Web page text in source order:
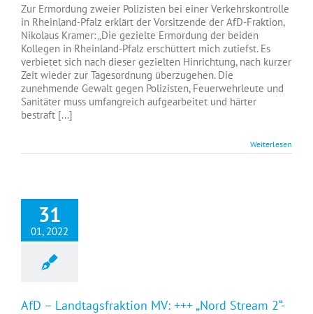
–
Landtagsfraktion
MV:
+++
Kramer
zur
Ermordung
zweier
Polizisten
in
+++
Zur Ermordung zweier Polizisten bei einer Verkehrskontrolle
in Rheinland-Pfalz erklärt der Vorsitzende der AfD-Fraktion,
Nikolaus Kramer: „Die gezielte Ermordung der beiden
Kollegen in Rheinland-Pfalz erschüttert mich zutiefst. Es
verbietet sich nach dieser gezielten Hinrichtung, nach kurzer
Zeit wieder zur Tagesordnung überzugehen. Die
zunehmende Gewalt gegen Polizisten, Feuerwehrleute und
Sanitäter muss umfangreich aufgearbeitet und härter
bestraft [...]
Weiterlesen
31
01, 2022
AfD – Landtagsfraktion MV: +++ „Nord Stream 2“-